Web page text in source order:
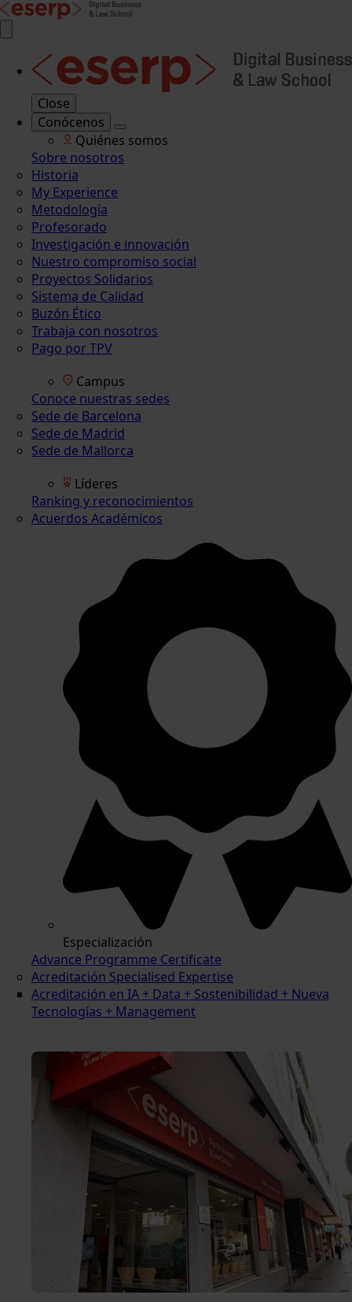
Close
Conócenos
Quiénes somos
Sobre nosotros
Historia
My Experience
Metodología
Profesorado
Investigación e innovación
Nuestro compromiso social
Proyectos Solidarios
Sistema de Calidad
Buzón Ético
Trabaja con nosotros
Pago por TPV
Campus
Conoce nuestras sedes
Sede de Barcelona
Sede de Madrid
Sede de Mallorca
Líderes
Ranking y reconocimientos
Acuerdos Académicos
Especialización
Advance Programme Certificate
Acreditación Specialised Expertise
Acreditación en IA + Data + Sostenibilidad + Nueva
Tecnologías + Management